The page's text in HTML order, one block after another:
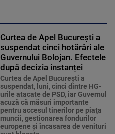
Curtea de Apel București a
suspendat cinci hotărâri ale
Guvernului Bolojan. Efectele
după decizia instanței
Curtea de Apel Bucureşti a
suspendat, luni, cinci dintre HG-
urile atacate de PSD, iar Guvernul
acuză că măsuri importante
pentru accesul tinerilor pe piaţa
muncii, gestionarea fondurilor
europene şi încasarea de venituri